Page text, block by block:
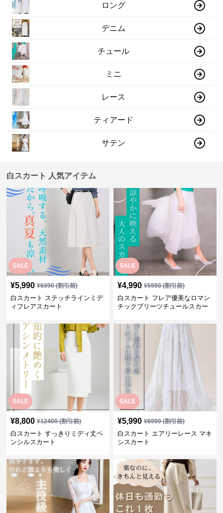
ロング
デニム
チュール
ミニ
レース
ティアード
サテン
白スカート 人気アイテム
SALE
¥5,990 ¥6990(割引前)
白スカート ステッチラインミデ
ィフレアスカート
SALE
¥4,990 ¥5990(割引前)
白スカート フレア優美なロマン
チックブリーツチュールスカー
SALE
¥8,800 ¥12400(割引前)
白スカート すっきりミディ丈ペ
ンシルスカート
SALE
¥5,990 ¥6990(割引前)
白スカート エアリーレース マキ
シスカート